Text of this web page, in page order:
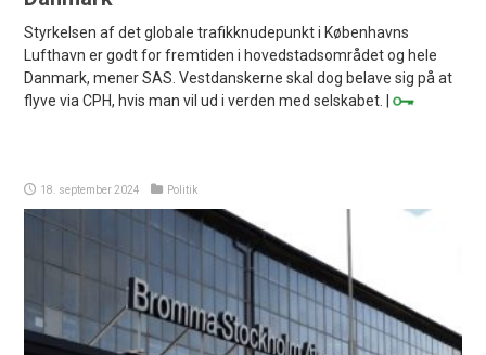
Styrkelsen af det globale trafikknudepunkt i Københavns
Lufthavn er godt for fremtiden i hovedstadsområdet og hele
Danmark, mener SAS. Vestdanskerne skal dog belave sig på at
flyve via CPH, hvis man vil ud i verden med selskabet. |
18. september 2024 Politik